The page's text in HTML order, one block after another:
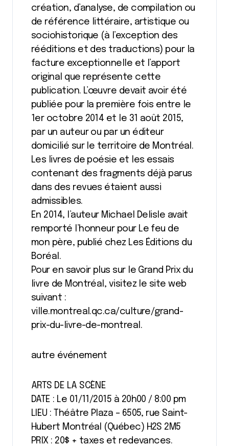
création, d’analyse, de compilation ou
de référence littéraire, artistique ou
sociohistorique (à l’exception des
rééditions et des traductions) pour la
facture exceptionnelle et l’apport
original que représente cette
publication. L’œuvre devait avoir été
publiée pour la première fois entre le
1er octobre 2014 et le 31 août 2015,
par un auteur ou par un éditeur
domicilié sur le territoire de Montréal.
Les livres de poésie et les essais
contenant des fragments déjà parus
dans des revues étaient aussi
admissibles.
En 2014, l’auteur Michael Delisle avait
remporté l’honneur pour Le feu de
mon père, publié chez Les Éditions du
Boréal.
Pour en savoir plus sur le Grand Prix du
livre de Montréal, visitez le site web
suivant :
ville.montreal.qc.ca/culture/grand-
prix-du-livre-de-montreal.
autre événement
ARTS DE LA SCÈNE
DATE : Le 01/11/2015 à 20h00 / 8:00 pm
LIEU : Théâtre Plaza – 6505, rue Saint-
Hubert Montréal (Québec) H2S 2M5
PRIX : 20$ + taxes et redevances.